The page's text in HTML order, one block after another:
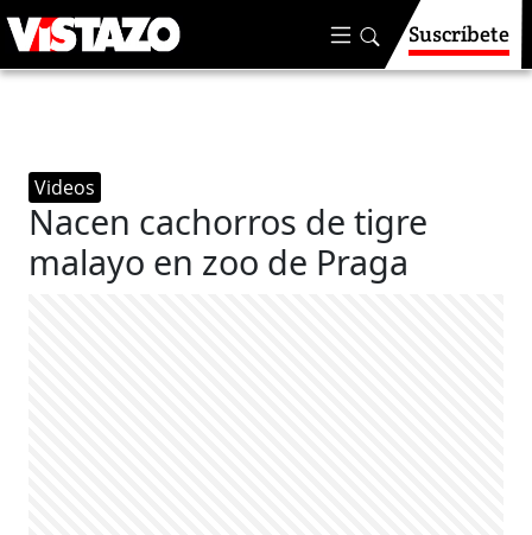
Suscríbete
Videos
Nacen cachorros de tigre
malayo en zoo de Praga